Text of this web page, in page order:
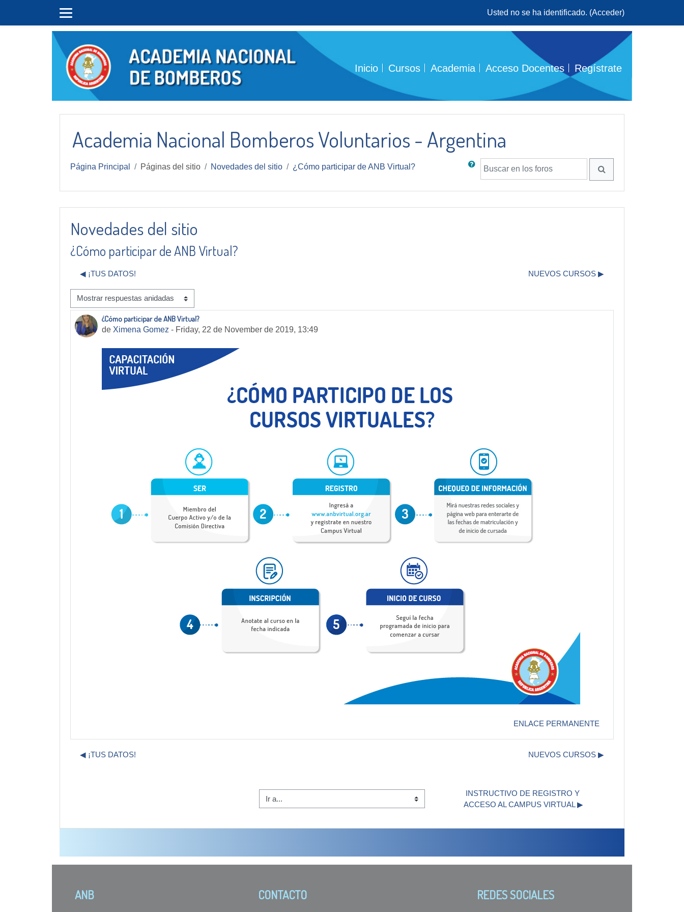
Usted no se ha identificado. (Acceder)
Inicio Cursos Academia Acceso Docentes Regístrate
Academia Nacional Bomberos Voluntarios - Argentina
Página Principal Páginas del sitio Novedades del sitio
¿Cómo participar de ANB Virtual?
BUSCAR EN LOS
Novedades del sitio
¿Cómo participar de ANB Virtual?
◀︎ ¡TUS DATOS! NUEVOS CURSOS ▶︎
Mostrar modo
¿Cómo participar de ANB Virtual?
de Ximena Gomez - Friday, 22 de November de 2019, 13:49
Número de respuestas: 0
ENLACE PERMANENTE
◀︎ ¡TUS DATOS! NUEVOS CURSOS ▶︎
Ir a...
INSTRUCTIVO DE REGISTRO Y
ACCESO AL CAMPUS VIRTUAL ▶︎
ANB CONTACTO REDES SOCIALES